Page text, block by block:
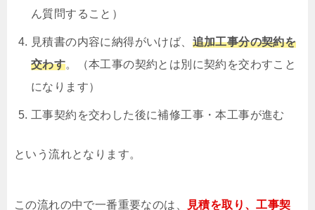
ん質問すること）
見積書の内容に納得がいけば、 追加工事分の契約を
交わす。（本工事の契約とは別に契約を交わすこと
になります）
工事契約を交わした後に補修工事・本工事が進む
という流れとなります。
この流れの中で一番重要なのは、
見積を取り、工事契